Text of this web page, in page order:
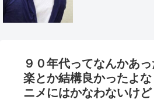
９０年代ってなんかあ
楽とか結構良かったよ
ニメにはかなわないけ